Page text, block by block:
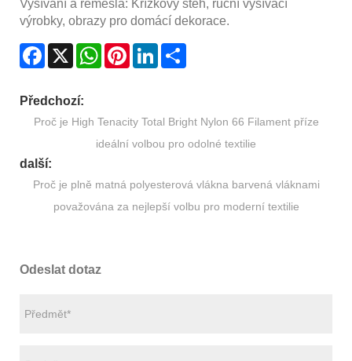
Vyšívání a řemesla: Křížkový steh, ruční vyšívací
výrobky, obrazy pro domácí dekorace.
Facebook
X WhatsAppPinterestLinkedIn
Předchozí:
Proč je High Tenacity Total Bright Nylon 66 Filament příze
ideální volbou pro odolné textilie
další:
Proč je plně matná polyesterová vlákna barvená vláknami
považována za nejlepší volbu pro moderní textilie
Odeslat dotaz